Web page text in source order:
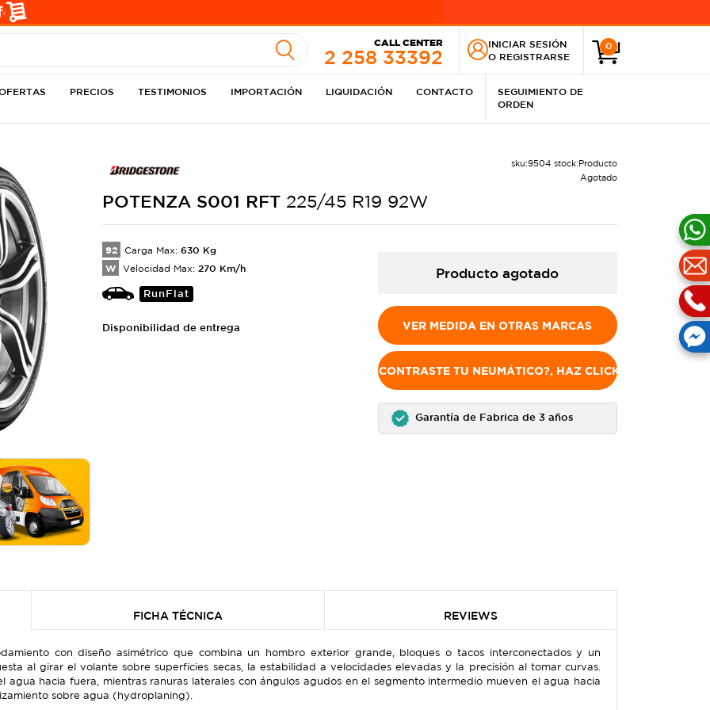
CALL CENTER
2 258 33392
INICIAR SESIÓN
O REGISTRARSE
0
PRECIOS TESTIMONIOS IMPORTACIÓN LIQUIDACIÓN CONTACTO
SEGUIMIENTO DE
ORDEN
sku:9504 stock:Producto
Agotado
POTENZA S001 RFT 225/45 R19 92W
92 Carga Max: 630 Kg
W Velocidad Max: 270 Km/h
RunFlat
Disponibilidad de entrega
Producto agotado
VER MEDIDA EN OTRAS MARCAS
NO ENCONTRASTE TU NEUMÁTICO?, HAZ CLICK AQUÍ
Garantía de Fabrica de 3 años
FICHA TÉCNICA REVIEWS
con diseño asimétrico que combina un hombro exterior grande, bloques o tacos interconectados y un
al girar el volante sobre superficies secas, la estabilidad a velocidades elevadas y la precisión al tomar curvas.
agua hacia fuera, mientras ranuras laterales con ángulos agudos en el segmento intermedio mueven el agua hacia
sobre agua (hydroplaning).